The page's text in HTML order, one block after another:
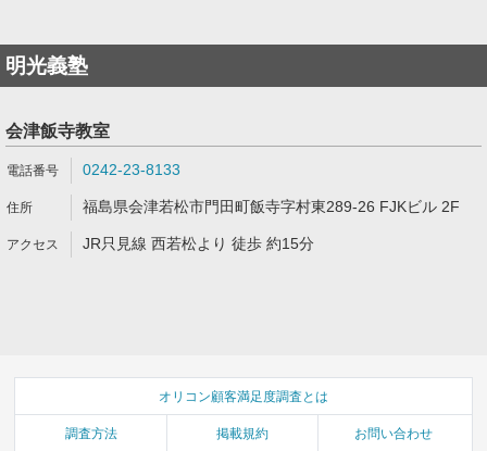
明光義塾
会津飯寺教室
0242-23-8133
福島県会津若松市門田町飯寺字村東289-26 FJKビル 2F
JR只見線 西若松より 徒歩 約15分
オリコン顧客満足度調査とは
調査方法 掲載規約 お問い合わせ